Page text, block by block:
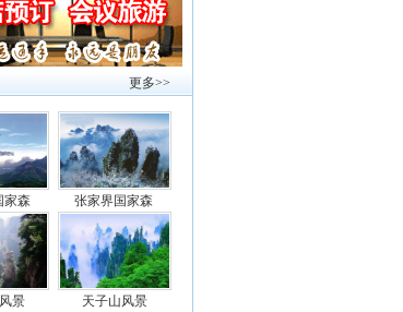
更多>>
家森 张家界国家森
景
天子山风景